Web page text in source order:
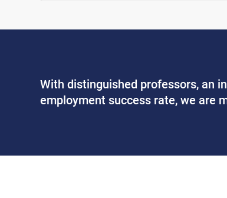
With distinguished professors, an
employment success rate, we are